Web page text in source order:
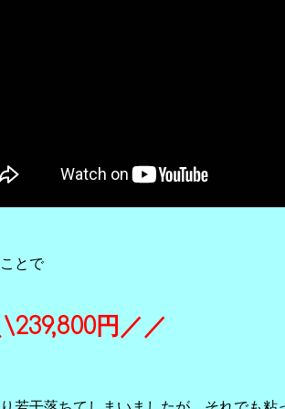
とで
円／／